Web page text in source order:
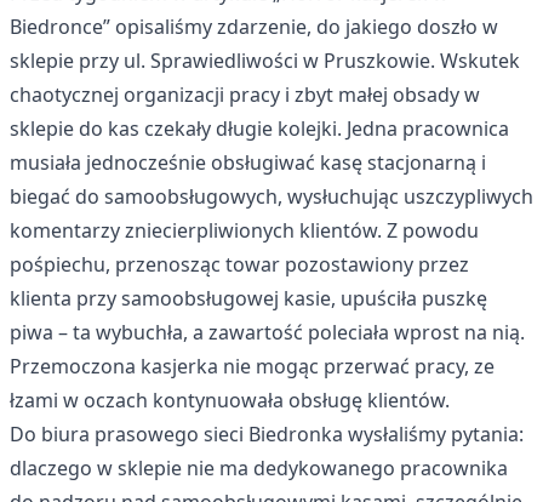
Biedronce” opisaliśmy zdarzenie, do jakiego doszło w
sklepie przy ul. Sprawiedliwości w Pruszkowie. Wskutek
chaotycznej organizacji pracy i zbyt małej obsady w
sklepie do kas czekały długie kolejki. Jedna pracownica
musiała jednocześnie obsługiwać kasę stacjonarną i
biegać do samoobsługowych, wysłuchując uszczypliwych
komentarzy zniecierpliwionych klientów. Z powodu
pośpiechu, przenosząc towar pozostawiony przez
klienta przy samoobsługowej kasie, upuściła puszkę
piwa – ta wybuchła, a zawartość poleciała wprost na nią.
Przemoczona kasjerka nie mogąc przerwać pracy, ze
łzami w oczach kontynuowała obsługę klientów.
Do biura prasowego sieci Biedronka wysłaliśmy pytania:
dlaczego w sklepie nie ma dedykowanego pracownika